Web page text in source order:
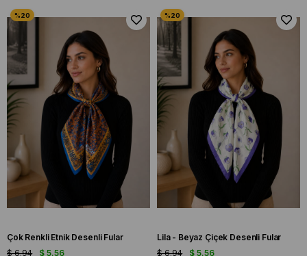
Çok Renkli Etnik Desenli Fular
$ 5.56
$ 6.94
Lila - Beyaz Çiçek Desenli Fular
$ 5.56
$ 6.94